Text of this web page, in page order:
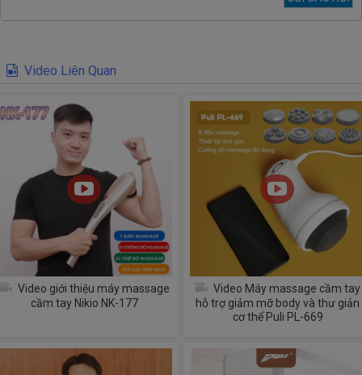
Video Liên Quan
Video giới thiệu máy massage
cầm tay Nikio NK-177
Video Máy massage cầm tay
hỗ trợ giảm mỡ body và thư giản
cơ thể Puli PL-669